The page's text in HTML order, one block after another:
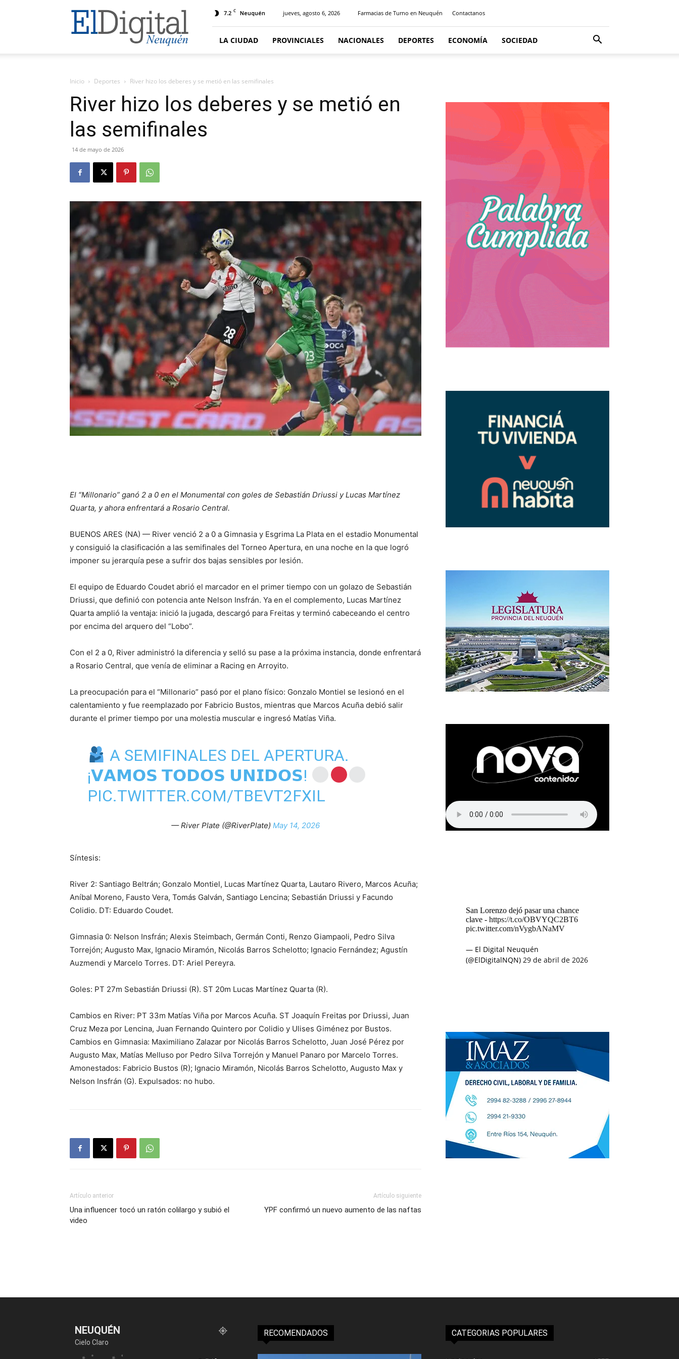
El
Digital
Neuquen
7.2 C Neuquén jueves, agosto 6, 2026 Farmacias de Turno en Neuquén Contactanos
LA CIUDAD PROVINCIALES NACIONALES DEPORTES ECONOMÍA SOCIEDAD
Inicio Deportes River hizo los deberes y se metió en las semifinales
River hizo los deberes y se metió en
las semifinales
14 de mayo de 2026
El “Millonario” ganó 2 a 0 en el Monumental con goles de Sebastián Driussi y Lucas Martínez
Quarta, y ahora enfrentará a Rosario Central.
BUENOS ARES (NA) — River venció 2 a 0 a Gimnasia y Esgrima La Plata en el estadio Monumental
y consiguió la clasificación a las semifinales del Torneo Apertura, en una noche en la que logró
imponer su jerarquía pese a sufrir dos bajas sensibles por lesión.
El equipo de Eduardo Coudet abrió el marcador en el primer tiempo con un golazo de Sebastián
Driussi, que definió con potencia ante Nelson Insfrán. Ya en el complemento, Lucas Martínez
Quarta amplió la ventaja: inició la jugada, descargó para Freitas y terminó cabeceando el centro
por encima del arquero del “Lobo”.
Con el 2 a 0, River administró la diferencia y selló su pase a la próxima instancia, donde enfrentará
a Rosario Central, que venía de eliminar a Racing en Arroyito.
La preocupación para el “Millonario” pasó por el plano físico: Gonzalo Montiel se lesionó en el
calentamiento y fue reemplazado por Fabricio Bustos, mientras que Marcos Acuña debió salir
durante el primer tiempo por una molestia muscular e ingresó Matías Viña.
A SEMIFINALES DEL APERTURA.
¡𝗩𝗔𝗠𝗢𝗦 𝗧𝗢𝗗𝗢𝗦 𝗨𝗡𝗜𝗗𝗢𝗦!
PIC.TWITTER.COM/TBEVT2FXIL
— River Plate (@RiverPlate) May 14, 2026
Síntesis:
River 2: Santiago Beltrán; Gonzalo Montiel, Lucas Martínez Quarta, Lautaro Rivero, Marcos Acuña;
Aníbal Moreno, Fausto Vera, Tomás Galván, Santiago Lencina; Sebastián Driussi y Facundo
Colidio. DT: Eduardo Coudet.
Gimnasia 0: Nelson Insfrán; Alexis Steimbach, Germán Conti, Renzo Giampaoli, Pedro Silva
Torrejón; Augusto Max, Ignacio Miramón, Nicolás Barros Schelotto; Ignacio Fernández; Agustín
Auzmendi y Marcelo Torres. DT: Ariel Pereyra.
Goles: PT 27m Sebastián Driussi (R). ST 20m Lucas Martínez Quarta (R).
Cambios en River: PT 33m Matías Viña por Marcos Acuña. ST Joaquín Freitas por Driussi, Juan
Cruz Meza por Lencina, Juan Fernando Quintero por Colidio y Ulises Giménez por Bustos.
Cambios en Gimnasia: Maximiliano Zalazar por Nicolás Barros Schelotto, Juan José Pérez por
Augusto Max, Matías Melluso por Pedro Silva Torrejón y Manuel Panaro por Marcelo Torres.
Amonestados: Fabricio Bustos (R); Ignacio Miramón, Nicolás Barros Schelotto, Augusto Max y
Nelson Insfrán (G). Expulsados: no hubo.
Artículo anterior
Una influencer tocó un ratón colilargo y subió el
video
Artículo siguiente
YPF confirmó un nuevo aumento de las naftas
San Lorenzo dejó pasar una chance
clave - https://t.co/OBVYQC2BT6
pic.twitter.com/nVygbANaMV
— El Digital Neuquén
(@ElDigitalNQN) 29 de abril de 2026
NEUQUÉN
Cielo Claro
RECOMENDADOS CATEGORIAS POPULARES